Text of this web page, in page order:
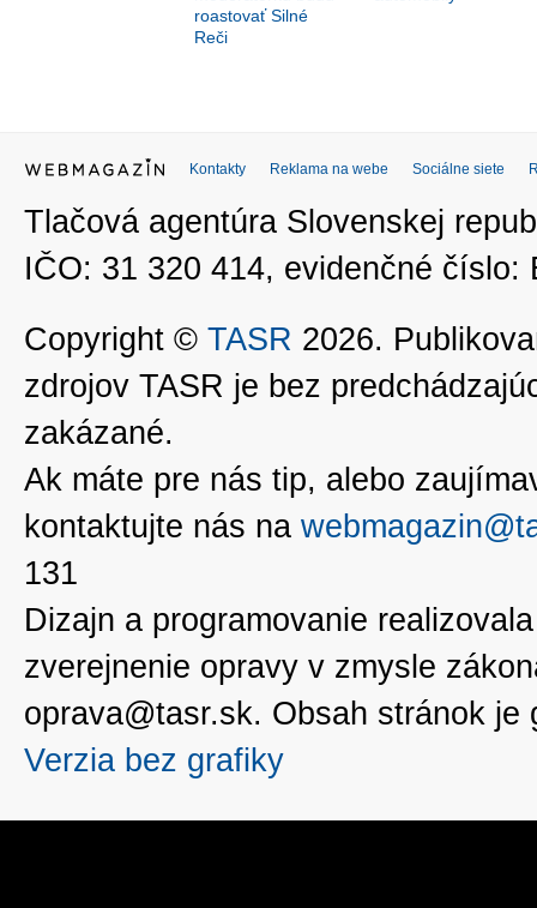
roastovať Silné
Reči
Kontakty Reklama na webe Sociálne siete
Tlačová agentúra Slovenskej
IČO: 31 320 414, evidenčné číslo:
Copyright © TASR 2026.
zdrojov TASR je bez
zakázané.
Ak máte pre nás tip, alebo
kontaktujte nás na
131
Dizajn a programovanie
zverejnenie opravy v zmysle
oprava@tasr.sk. Obsah stránok
Verzia bez grafiky